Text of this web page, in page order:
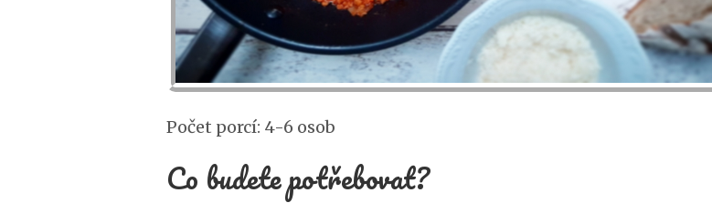
Počet porcí: 4-6 osob
Co budete potřebovat?